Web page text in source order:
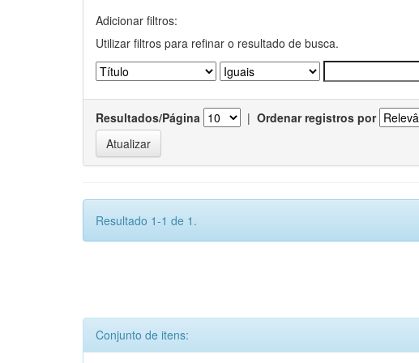
Adicionar filtros:
Utilizar filtros para refinar o resultado de busca.
Resultados/Página | Ordenar registros por
Resultado 1-1 de 1.
Conjunto de itens: